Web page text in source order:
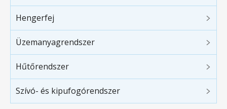
Hengerfej
Üzemanyagrendszer
Hűtőrendszer
Szívó- és kipufogórendszer